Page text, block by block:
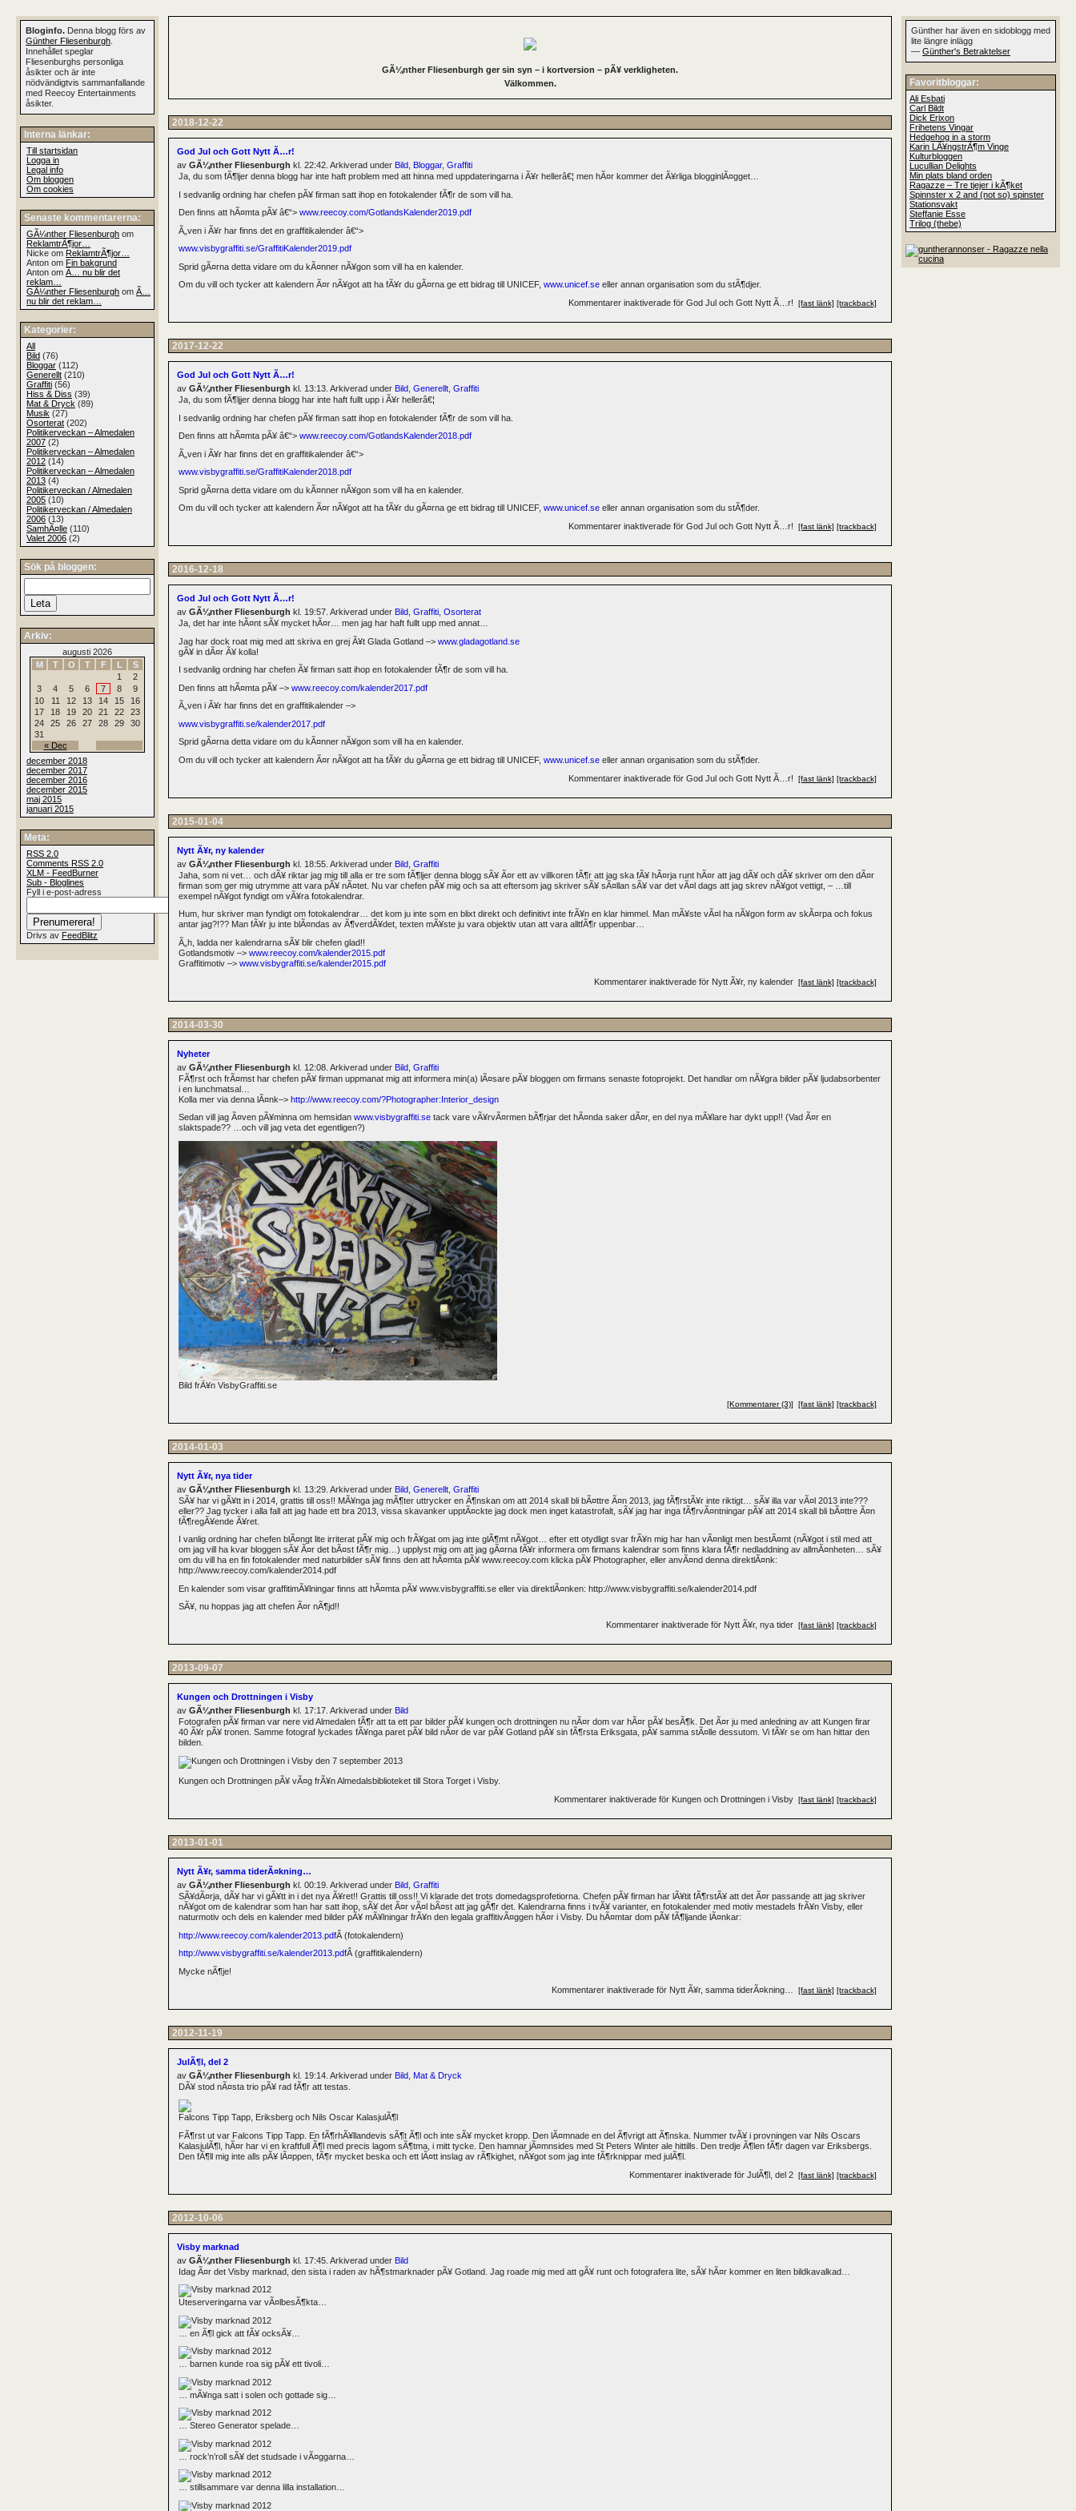
GÃ¼nther Fliesenburgh ger sin syn – i kortversion – pÃ¥ verkligheten.
Välkommen.
2018-12-22
God Jul och Gott Nytt Ã…r!
av GÃ¼nther Fliesenburgh kl. 22:42. Arkiverad under Bild Bloggar, Graffiti
Ja, du som fÃ¶ljer denna blogg har inte haft problem med att hinna med uppdateringarna i Ã¥r hellerâ€¦ men hÃ¤r kommer det Ã¥rliga blogginlÃ¤gget…
I sedvanlig ordning har chefen pÃ¥ firman satt ihop en fotokalender fÃ¶r de som vill ha.
Den finns att hÃ¤mta pÃ¥ â€“> www.reecoy.com/GotlandsKalender2019.pdf
Ã„ven i Ã¥r har finns det en graffitikalender â€“>
www.visbygraffiti.se/GraffitiKalender2019.pdf
Sprid gÃ¤rna detta vidare om du kÃ¤nner nÃ¥gon som vill ha en kalender.
Om du vill och tycker att kalendern Ã¤r nÃ¥got att ha fÃ¥r du gÃ¤rna ge ett bidrag till UNICEF, www.unicef.se eller annan organisation som du stÃ¶djer.
Kommentarer inaktiverade för God Jul och Gott Nytt Ã…r! [fast länk] [trackback]
2017-12-22
God Jul och Gott Nytt Ã…r!
av GÃ¼nther Fliesenburgh kl. 13:13. Arkiverad under Bild Generellt Graffiti
Ja, du som fÃ¶ljjer denna blogg har inte haft fullt upp i Ã¥r hellerâ€¦
I sedvanlig ordning har chefen pÃ¥ firman satt ihop en fotokalender fÃ¶r de som vill ha.
Den finns att hÃ¤mta pÃ¥ â€“> www.reecoy.com/GotlandsKalender2018.pdf
Ã„ven i Ã¥r har finns det en graffitikalender â€“>
www.visbygraffiti.se/GraffitiKalender2018.pdf
Sprid gÃ¤rna detta vidare om du kÃ¤nner nÃ¥gon som vill ha en kalender.
Om du vill och tycker att kalendern Ã¤r nÃ¥got att ha fÃ¥r du gÃ¤rna ge ett bidrag till UNICEF, www.unicef.se eller annan organisation som du stÃ¶der.
Kommentarer inaktiverade för God Jul och Gott Nytt Ã…r! [fast länk] [trackback]
2016-12-18
God Jul och Gott Nytt Ã…r!
av GÃ¼nther Fliesenburgh kl. 19:57. Arkiverad under Bild Graffiti Osorterat
Ja, det har inte hÃ¤nt sÃ¥ mycket hÃ¤r… men jag har haft fullt upp med annat…
Jag har dock roat mig med att skriva en grej Ã¥t Glada Gotland –> www.gladagotland.se
gÃ¥ in dÃ¤r Ã¥ kolla!
I sedvanlig ordning har chefen Ã¥ firman satt ihop en fotokalender fÃ¶r de som vill ha.
Den finns att hÃ¤mta pÃ¥ –> www.reecoy.com/kalender2017.pdf
Ã„ven i Ã¥r har finns det en graffitikalender –>
www.visbygraffiti.se/kalender2017.pdf
Sprid gÃ¤rna detta vidare om du kÃ¤nner nÃ¥gon som vill ha en kalender.
Om du vill och tycker att kalendern Ã¤r nÃ¥got att ha fÃ¥r du gÃ¤rna ge ett bidrag till UNICEF, www.unicef.se eller annan organisation som du stÃ¶der.
Kommentarer inaktiverade för God Jul och Gott Nytt Ã…r! [fast länk] [trackback]
2015-01-04
Nytt Ã¥r, ny kalender
av GÃ¼nther Fliesenburgh kl. 18:55. Arkiverad under Bild Graffiti
Jaha, som ni vet… och dÃ¥ riktar jag mig till alla er tre som fÃ¶ljer denna blogg sÃ¥ Ã¤r ett av villkoren fÃ¶r att jag ska fÃ¥ hÃ¤rja runt hÃ¤r att jag dÃ¥ och dÃ¥ skriver om den dÃ¤r
firman som ger mig utrymme att vara pÃ¥ nÃ¤tet. Nu var chefen pÃ¥ mig och sa att eftersom jag skriver sÃ¥ sÃ¤llan sÃ¥ var det vÃ¤l dags att jag skrev nÃ¥got vettigt, – …till
exempel nÃ¥got fyndigt om vÃ¥ra fotokalendrar.
Hum, hur skriver man fyndigt om fotokalendrar… det kom ju inte som en blixt direkt och definitivt inte frÃ¥n en klar himmel. Man mÃ¥ste vÃ¤l ha nÃ¥gon form av skÃ¤rpa och fokus
antar jag?!?? Man fÃ¥r ju inte blÃ¤ndas av Ã¶verdÃ¥det, texten mÃ¥ste ju vara objektiv utan att vara alltfÃ¶r uppenbar…
Ã„h, ladda ner kalendrarna sÃ¥ blir chefen glad!!
Gotlandsmotiv –> www.reecoy.com/kalender2015.pdf
Graffitimotiv –> www.visbygraffiti.se/kalender2015.pdf
Kommentarer inaktiverade för Nytt Ã¥r, ny kalender [fast länk] [trackback]
2014-03-30
Nyheter
av GÃ¼nther Fliesenburgh kl. 12:08. Arkiverad under Bild Graffiti
FÃ¶rst och frÃ¤mst har chefen pÃ¥ firman uppmanat mig att informera min(a) lÃ¤sare pÃ¥ bloggen om firmans senaste fotoprojekt. Det handlar om nÃ¥gra bilder pÃ¥ ljudabsorbenter
i en lunchmatsal…
Kolla mer via denna lÃ¤nk–> http://www.reecoy.com/?Photographer:Interior_design
Sedan vill jag Ã¤ven pÃ¥minna om hemsidan www.visbygraffiti.se tack vare vÃ¥rvÃ¤rmen bÃ¶rjar det hÃ¤nda saker dÃ¤r, en del nya mÃ¥lare har dykt upp!! (Vad Ã¤r en
slaktspade?? …och vill jag veta det egentligen?)
Bild frÃ¥n VisbyGraffiti.se
[Kommentarer (3)] [fast länk] [trackback]
2014-01-03
Nytt Ã¥r, nya tider
av GÃ¼nther Fliesenburgh kl. 13:29. Arkiverad under Bild Generellt Graffiti
SÃ¥ har vi gÃ¥tt in i 2014, grattis till oss!! MÃ¥nga jag mÃ¶ter uttrycker en Ã¶nskan om att 2014 skall bli bÃ¤ttre Ã¤n 2013, jag fÃ¶rstÃ¥r inte riktigt… sÃ¥ illa var vÃ¤l 2013 inte???
eller?? Jag tycker i alla fall att jag hade ett bra 2013, vissa skavanker upptÃ¤ckte jag dock men inget katastrofalt, sÃ¥ jag har inga fÃ¶rvÃ¤ntningar pÃ¥ att 2014 skall bli bÃ¤ttre Ã¤n
fÃ¶regÃ¥ende Ã¥ret.
I vanlig ordning har chefen blÃ¤ngt lite irriterat pÃ¥ mig och frÃ¥gat om jag inte glÃ¶mt nÃ¥got… efter ett otydligt svar frÃ¥n mig har han vÃ¤nligt men bestÃ¤mt (nÃ¥got i stil med att
om jag vill ha kvar bloggen sÃ¥ Ã¤r det bÃ¤st fÃ¶r mig…) upplyst mig om att jag gÃ¤rna fÃ¥r informera om firmans kalendrar som finns klara fÃ¶r nedladdning av allmÃ¤nheten… sÃ¥
om du vill ha en fin fotokalender med naturbilder sÃ¥ finns den att hÃ¤mta pÃ¥ www.reecoy.com klicka pÃ¥ Photographer, eller anvÃ¤nd denna direktlÃ¤nk:
http://www.reecoy.com/kalender2014.pdf
En kalender som visar graffitimÃ¥lningar finns att hÃ¤mta pÃ¥ www.visbygraffiti.se eller via direktlÃ¤nken: http://www.visbygraffiti.se/kalender2014.pdf
SÃ¥, nu hoppas jag att chefen Ã¤r nÃ¶jd!!
Kommentarer inaktiverade för Nytt Ã¥r, nya tider [fast länk] [trackback]
2013-09-07
Kungen och Drottningen i Visby
av GÃ¼nther Fliesenburgh kl. 17:17. Arkiverad under Bild
Fotografen pÃ¥ firman var nere vid Almedalen fÃ¶r att ta ett par bilder pÃ¥ kungen och drottningen nu nÃ¤r dom var hÃ¤r pÃ¥ besÃ¶k. Det Ã¤r ju med anledning av att Kungen firar
40 Ã¥r pÃ¥ tronen. Samme fotograf lyckades fÃ¥nga paret pÃ¥ bild nÃ¤r de var pÃ¥ Gotland pÃ¥ sin fÃ¶rsta Eriksgata, pÃ¥ samma stÃ¤lle dessutom. Vi fÃ¥r se om han hittar den
bilden.
Kungen och Drottningen pÃ¥ vÃ¤g frÃ¥n Almedalsbiblioteket till Stora Torget i Visby.
Kommentarer inaktiverade för Kungen och Drottningen i Visby [fast länk] [trackback]
2013-01-01
Nytt Ã¥r, samma tiderÃ¤kning…
av GÃ¼nther Fliesenburgh kl. 00:19. Arkiverad under Bild Graffiti
SÃ¥dÃ¤rja, dÃ¥ har vi gÃ¥tt in i det nya Ã¥ret!! Grattis till oss!! Vi klarade det trots domedagsprofetiorna. Chefen pÃ¥ firman har lÃ¥tit fÃ¶rstÃ¥ att det Ã¤r passande att jag skriver
nÃ¥got om de kalendrar som han har satt ihop, sÃ¥ det Ã¤r vÃ¤l bÃ¤st att jag gÃ¶r det. Kalendrarna finns i tvÃ¥ varianter, en fotokalender med motiv mestadels frÃ¥n Visby, eller
naturmotiv och dels en kalender med bilder pÃ¥ mÃ¥lningar frÃ¥n den legala graffitivÃ¤ggen hÃ¤r i Visby. Du hÃ¤mtar dom pÃ¥ fÃ¶ljande lÃ¤nkar:
http://www.reecoy.com/kalender2013.pdfÂ (fotokalendern)
http://www.visbygraffiti.se/kalender2013.pdfÂ (graffitikalendern)
Mycke nÃ¶je!
Kommentarer inaktiverade för Nytt Ã¥r, samma tiderÃ¤kning… [fast länk] [trackback]
2012-11-19
JulÃ¶l, del 2
av GÃ¼nther Fliesenburgh kl. 19:14. Arkiverad under Bild Mat & Dryck
DÃ¥ stod nÃ¤sta trio pÃ¥ rad fÃ¶r att testas.
Falcons Tipp Tapp, Eriksberg och Nils Oscar KalasjulÃ¶l
FÃ¶rst ut var Falcons Tipp Tapp. En fÃ¶rhÃ¥llandevis sÃ¶t Ã¶l och inte sÃ¥ mycket kropp. Den lÃ¤mnade en del Ã¶vrigt att Ã¶nska. Nummer tvÃ¥ i provningen var Nils Oscars
KalasjulÃ¶l, hÃ¤r har vi en kraftfull Ã¶l med precis lagom sÃ¶tma, i mitt tycke. Den hamnar jÃ¤mnsides med St Peters Winter ale hittills. Den tredje Ã¶len fÃ¶r dagen var Eriksbergs.
Den fÃ¶ll mig inte alls pÃ¥ lÃ¤ppen, fÃ¶r mycket beska och ett lÃ¤tt inslag av rÃ¶kighet, nÃ¥got som jag inte fÃ¶rknippar med julÃ¶l.
Kommentarer inaktiverade för JulÃ¶l, del 2 [fast länk] [trackback]
2012-10-06
Visby marknad
av GÃ¼nther Fliesenburgh kl. 17:45. Arkiverad under Bild
Idag Ã¤r det Visby marknad, den sista i raden av hÃ¶stmarknader pÃ¥ Gotland. Jag roade mig med att gÃ¥ runt och fotografera lite, sÃ¥ hÃ¤r kommer en liten bildkavalkad…
Uteserveringarna var vÃ¤lbesÃ¶kta…
… en Ã¶l gick att fÃ¥ ocksÃ¥…
… barnen kunde roa sig pÃ¥ ett tivoli…
… mÃ¥nga satt i solen och gottade sig…
… Stereo Generator spelade…
… rock’n’roll sÃ¥ det studsade i vÃ¤ggarna…
… stillsammare var denna lilla installation…
Bloginfo. Denna blogg förs av
Günther Fliesenburgh
Innehållet speglar
Fliesenburghs personliga
åsikter och är inte
nödvändigtvis sammanfallande
med Reecoy Entertainments
åsikter.
Interna länkar:
Till startsidan
Logga in
Legal info
Om bloggen
Om cookies
Senaste kommentarerna:
GÃ¼nther Fliesenburgh om
ReklamtrÃ¶jor…
Nicke om ReklamtrÃ¶jor…
Anton om Fin bakgrund
Anton om Ã… nu blir det
reklam…
GÃ¼nther Fliesenburgh om Ã…
nu blir det reklam…
Kategorier:
All
Bild (76)
Bloggar (112)
Generellt (210)
Graffiti (56)
Hiss & Diss (39)
Mat & Dryck (89)
Musik (27)
Osorterat (202)
Politikerveckan – Almedalen
2007 (2)
Politikerveckan – Almedalen
2012 (14)
Politikerveckan – Almedalen
2013 (4)
Politikerveckan / Almedalen
2005 (10)
Politikerveckan / Almedalen
2006 (13)
SamhÃ¤lle (110)
Valet 2006 (2)
Sök på bloggen:
Arkiv:
augusti 2026
M
T O T F L S
« Dec
1
2
3
4 5 6 7 8
9
10
11 12 13 14 15
16
17
18 19 20 21 22
23
24
25 26 27 28 29
30
31
december 2018
december 2017
december 2016
december 2015
maj 2015
januari 2015
Meta:
RSS 2.0
Comments RSS 2.0
XLM - FeedBurner
Sub - Bloglines
Fyll i e-post-adress
Drivs av FeedBlitz
Günther har även en sidoblogg med
lite längre inlägg
— Günther's Betraktelser
Favoritbloggar:
Ali Esbati
Carl Bildt
Dick Erixon
Frihetens Vingar
Hedgehog in a storm
Karin LÃ¥ngstrÃ¶m Vinge
Kulturbloggen
Lucullian Delights
Min plats bland orden
Ragazze – Tre tjejer i kÃ¶ket
Spinnster x 2 and (not so) spinster
Stationsvakt
Steffanie Esse
Trilog (thebe)